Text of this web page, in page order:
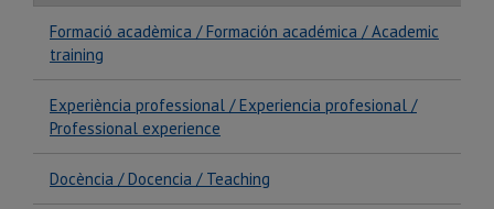
Formació acadèmica / Formación académica / Academic
training
Experiència professional / Experiencia profesional /
Professional experience
Docència / Docencia / Teaching